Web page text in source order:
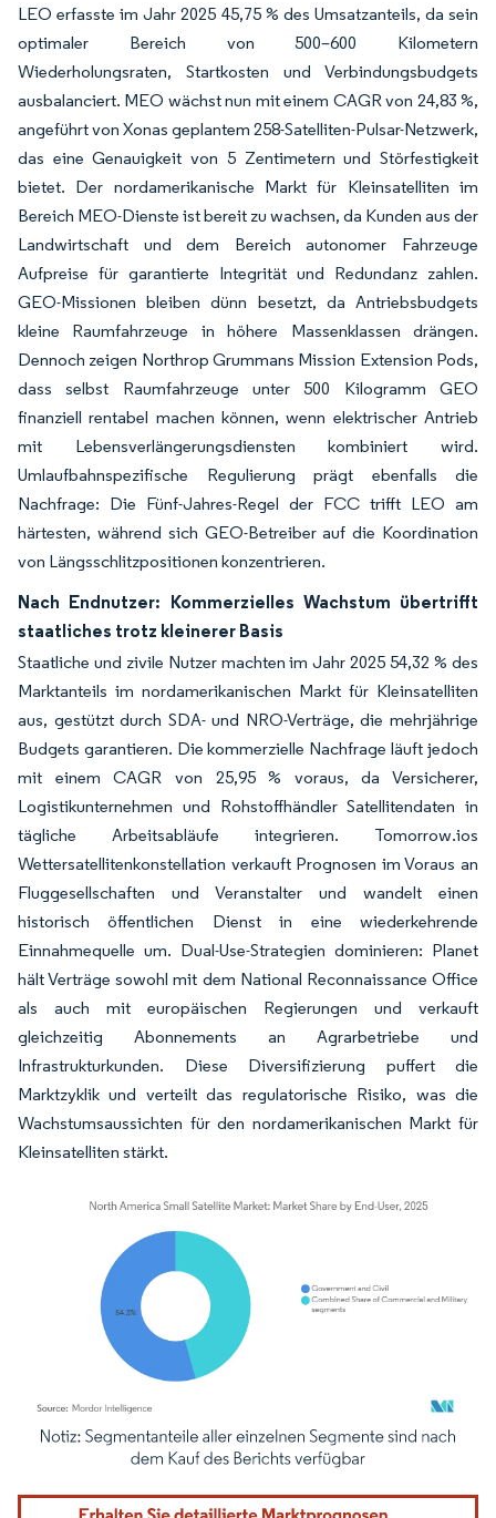
LEO erfasste im Jahr 2025 45,75 % des Umsatzanteils, da sein
optimaler Bereich von 500–600 Kilometern
Wiederholungsraten, Startkosten und Verbindungsbudgets
ausbalanciert. MEO wächst nun mit einem CAGR von 24,83 %,
angeführt von Xonas geplantem 258-Satelliten-Pulsar-Netzwerk,
das eine Genauigkeit von 5 Zentimetern und Störfestigkeit
bietet. Der nordamerikanische Markt für Kleinsatelliten im
Bereich MEO-Dienste ist bereit zu wachsen, da Kunden aus der
Landwirtschaft und dem Bereich autonomer Fahrzeuge
Aufpreise für garantierte Integrität und Redundanz zahlen.
GEO-Missionen bleiben dünn besetzt, da Antriebsbudgets
kleine Raumfahrzeuge in höhere Massenklassen drängen.
Dennoch zeigen Northrop Grummans Mission Extension Pods,
dass selbst Raumfahrzeuge unter 500 Kilogramm GEO
finanziell rentabel machen können, wenn elektrischer Antrieb
mit Lebensverlängerungsdiensten kombiniert wird.
Umlaufbahnspezifische Regulierung prägt ebenfalls die
Nachfrage: Die Fünf-Jahres-Regel der FCC trifft LEO am
härtesten, während sich GEO-Betreiber auf die Koordination
von Längsschlitzpositionen konzentrieren.
Nach Endnutzer: Kommerzielles Wachstum übertrifft
staatliches trotz kleinerer Basis
Staatliche und zivile Nutzer machten im Jahr 2025 54,32 % des
Marktanteils im nordamerikanischen Markt für Kleinsatelliten
aus, gestützt durch SDA- und NRO-Verträge, die mehrjährige
Budgets garantieren. Die kommerzielle Nachfrage läuft jedoch
mit einem CAGR von 25,95 % voraus, da Versicherer,
Logistikunternehmen und Rohstoffhändler Satellitendaten in
tägliche Arbeitsabläufe integrieren. Tomorrow.ios
Wettersatellitenkonstellation verkauft Prognosen im Voraus an
Fluggesellschaften und Veranstalter und wandelt einen
historisch öffentlichen Dienst in eine wiederkehrende
Einnahmequelle um. Dual-Use-Strategien dominieren: Planet
hält Verträge sowohl mit dem National Reconnaissance Office
als auch mit europäischen Regierungen und verkauft
gleichzeitig Abonnements an Agrarbetriebe und
Infrastrukturkunden. Diese Diversifizierung puffert die
Marktzyklik und verteilt das regulatorische Risiko, was die
Wachstumsaussichten für den nordamerikanischen Markt für
Kleinsatelliten stärkt.
Bild © Mordor Intelligence. Wiederverwendung erfordert Namensnennung